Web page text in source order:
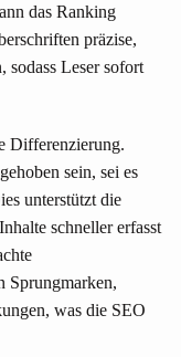
das Ranking
präzise,
sodass Leser sofort
Differenzierung.
sein, sei es
unterstützt die
schneller erfasst
Sprungmarken,
was die SEO